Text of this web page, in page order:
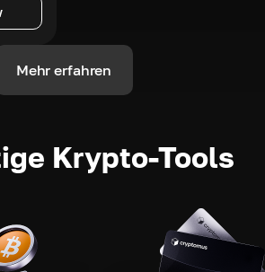
Mehr erfahren
Krypto-Tools